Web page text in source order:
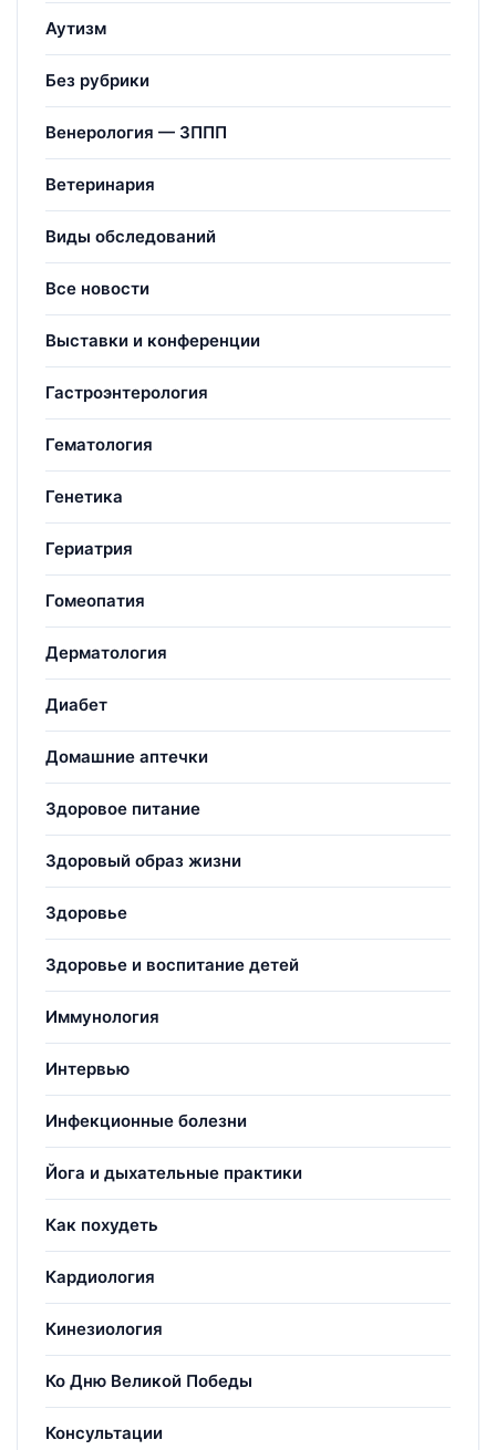
Аутизм
Без рубрики
Венерология — ЗППП
Ветеринария
Виды обследований
Все новости
Выставки и конференции
Гастроэнтерология
Гематология
Генетика
Гериатрия
Гомеопатия
Дерматология
Диабет
Домашние аптечки
Здоровое питание
Здоровый образ жизни
Здоровье
Здоровье и воспитание детей
Иммунология
Интервью
Инфекционные болезни
Йога и дыхательные практики
Как похудеть
Кардиология
Кинезиология
Ко Дню Великой Победы
Консультации